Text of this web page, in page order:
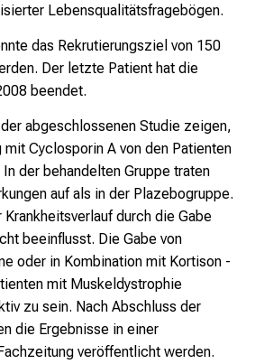
Lebensqualitätsfragebögen.
das Rekrutierungsziel von 150
Der letzte Patient hat die
beendet.
abgeschlossenen Studie zeigen,
mit Cyclosporin A von den Patienten
der behandelten Gruppe traten
auf als in der Plazebogruppe.
durch die Gabe
beeinflusst. Die Gabe von
oder in Kombination mit Kortison -
mit Muskeldystrophie
zu sein. Nach Abschluss der
die Ergebnisse in einer
veröffentlicht werden.